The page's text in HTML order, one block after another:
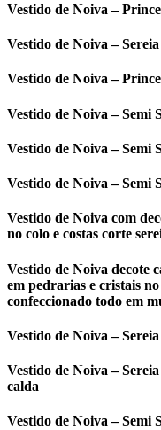
Vestido de Noiva –
Vestido de Noiva –
Vestido de Noiva –
Vestido de Noiva – Semi
Vestido de Noiva – Semi
Vestido de Noiva – Semi
Vestido de Noiva com
no colo e costas corte
Vestido de Noiva decote
em pedrarias e cristais
confeccionado todo em
Vestido de Noiva –
Vestido de Noiva –
calda
Vestido de Noiva – Semi